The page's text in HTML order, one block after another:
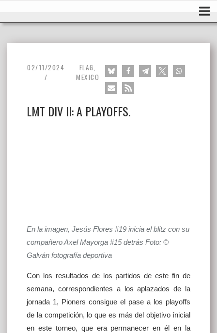
02/11/2024 FLAG,
MEXICO
LMT DIV II: A PLAYOFFS.
En la imagen, Jesús Flores #19 inicia el blitz con su
compañero Axel Mayorga #15 detrás Foto: ©
Galván fotografía deportiva
Con los resultados de los partidos de este fin de
semana, correspondientes a los aplazados de la
jornada 1, Pioners consigue el pase a los playoffs
de la competición, lo que es más del objetivo inicial
en este torneo, que era permanecer en él en la